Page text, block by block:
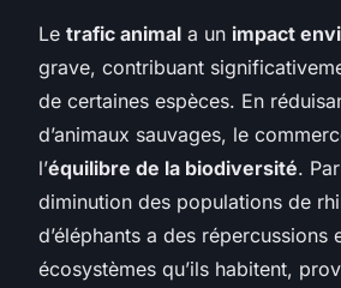
Le trafic animal a un impact
grave, contribuant
de certaines espèces. En
d’animaux sauvages, le
l’équilibre de la biodiversité.
diminution des populations de
d’éléphants a des répercussions
écosystèmes qu’ils habitent,